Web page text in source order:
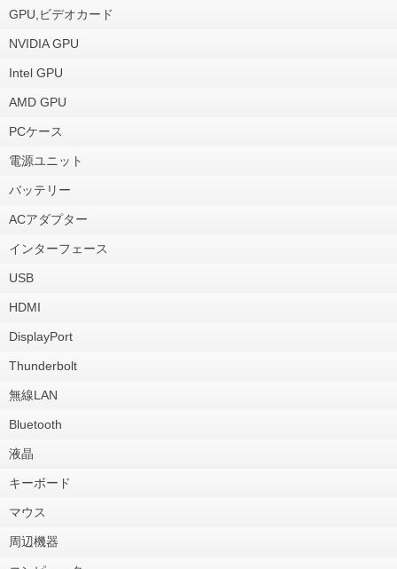
GPU,ビデオカード
NVIDIA GPU
Intel GPU
AMD GPU
PCケース
電源ユニット
バッテリー
ACアダプター
インターフェース
USB
HDMI
DisplayPort
Thunderbolt
無線LAN
Bluetooth
液晶
キーボード
マウス
周辺機器